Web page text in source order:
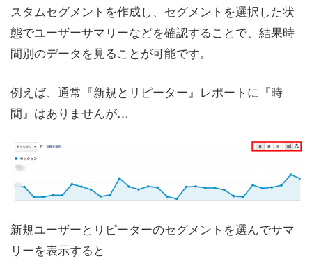
スタムセグメントを作成し、セグメントを選択した状
態でユーザーサマリーなどを確認することで、結果時
間別のデータを見ることが可能です。
例えば、通常『新規とリピーター』レポートに『時
間』はありませんが…
新規ユーザーとリピーターのセグメントを選んでサマ
リーを表示すると